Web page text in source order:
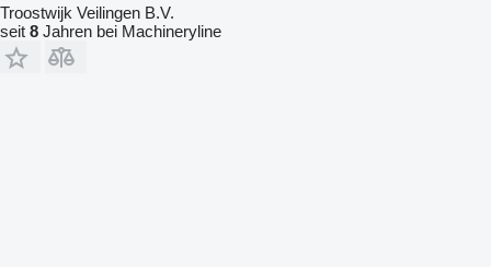
Troostwijk Veilingen B.V.
seit 8 Jahren bei Machineryline